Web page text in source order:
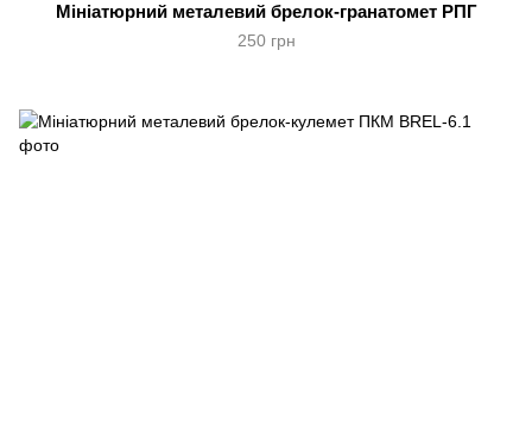
Мініатюрний металевий брелок-гранатомет РПГ
250 грн